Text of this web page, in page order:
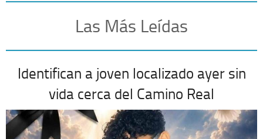
Las Más Leídas
Identifican a joven localizado ayer sin
vida cerca del Camino Real